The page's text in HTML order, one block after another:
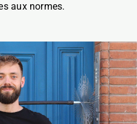
aux normes.